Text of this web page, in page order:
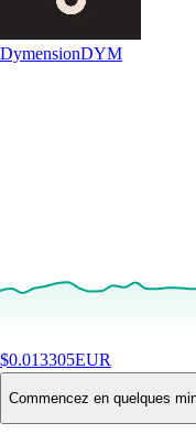
DymensionDYM
$0.013305EUR
+11.54%24H
Buy
Commencez en quelques